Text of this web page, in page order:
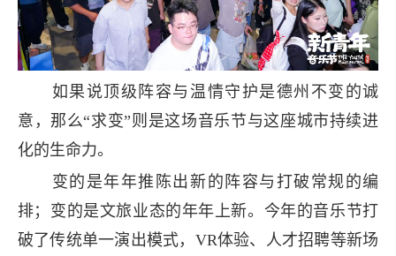
如果说顶级阵容与温情守护是德州不变的诚
意，那么“求变”则是这场音乐节与这座城市持续进
化的生命力。
变的是年年推陈出新的阵容与打破常规的编
排；变的是文旅业态的年年上新。今年的音乐节打
破了传统单一演出模式，VR体验、人才招聘等新场